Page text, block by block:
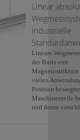
Linear
industrielle
Lineare
der Basis von
Magnetostriktion
vielen
Position bewegter
Maschinenteile
und damit